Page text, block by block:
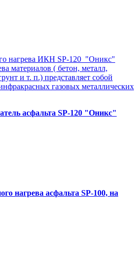
нагрева ИКН SP-120 "Оникс"
материалов ( бетон, металл,
и т. п.) представляет собой
газовых металлических
асфальта SP-120 "Оникс"
нагрева асфальта SP-100, на